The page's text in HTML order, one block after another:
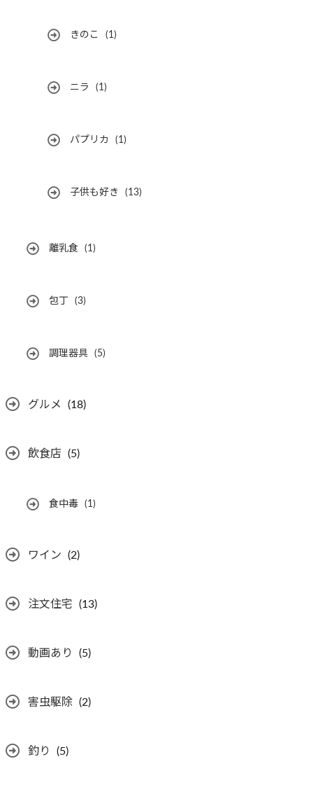
きのこ (1)
ニラ (1)
パプリカ (1)
子供も好き (13)
離乳食 (1)
包丁 (3)
調理器具 (5)
グルメ (18)
飲食店 (5)
食中毒 (1)
ワイン (2)
注文住宅 (13)
動画あり (5)
害虫駆除 (2)
釣り (5)